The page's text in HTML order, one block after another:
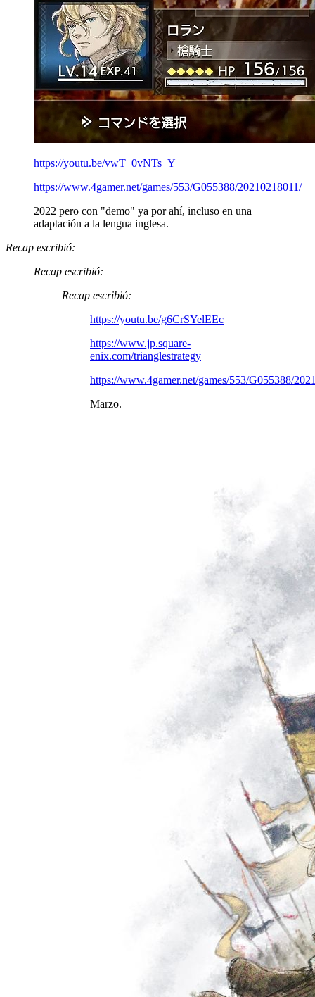
https://youtu.be/vwT_0vNTs_Y
https://www.4gamer.net/games/553/G055388/20210218011/
2022 pero con "demo" ya por ahí, incluso en una
adaptación a la lengua inglesa.
Recap escribió:
Recap escribió:
Recap escribió:
https://youtu.be/g6CrSYelEEc
https://www.jp.square-
enix.com/trianglestrategy
https://www.4gamer.net/games/553/G055388/
Marzo.